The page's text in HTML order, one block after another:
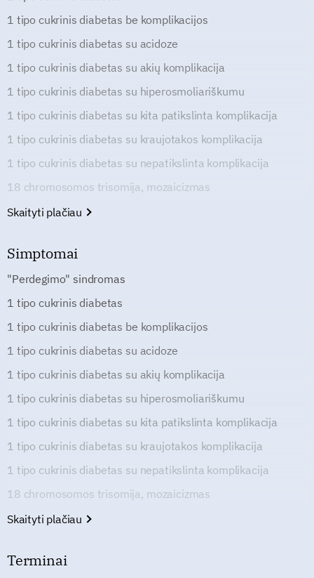
1 tipo cukrinis diabetas be komplikacijos
1 tipo cukrinis diabetas su acidoze
1 tipo cukrinis diabetas su akių komplikacija
1 tipo cukrinis diabetas su hiperosmoliariškumu
1 tipo cukrinis diabetas su kita patikslinta komplikacija
1 tipo cukrinis diabetas su kraujotakos komplikacija
1 tipo cukrinis diabetas su nepatikslinta komplikacija
18 chromosomos trisomija, mozaicizmas
Skaityti plačiau
Simptomai
"Perdegimo" sindromas
1 tipo cukrinis diabetas
1 tipo cukrinis diabetas be komplikacijos
1 tipo cukrinis diabetas su acidoze
1 tipo cukrinis diabetas su akių komplikacija
1 tipo cukrinis diabetas su hiperosmoliariškumu
1 tipo cukrinis diabetas su kita patikslinta komplikacija
1 tipo cukrinis diabetas su kraujotakos komplikacija
1 tipo cukrinis diabetas su nepatikslinta komplikacija
18 chromosomos trisomija, mozaicizmas
Skaityti plačiau
Terminai